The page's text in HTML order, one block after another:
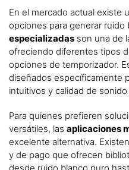
En el mercado actual existe
opciones para generar ruido
especializadas son una de
ofreciendo diferentes tipos
opciones de temporizador.
diseñados específicamente
intuitivos y calidad de
Para quienes prefieren
versátiles, las aplicaciones
excelente alternativa.
y de pago que ofrecen